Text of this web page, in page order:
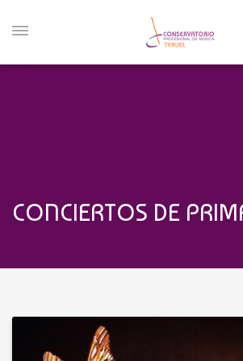
CONCIERTOS DE